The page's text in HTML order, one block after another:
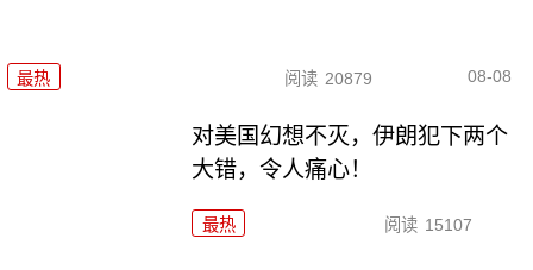
最热 阅读 20879 08-08
对美国幻想不灭，伊朗犯下两个
大错，令人痛心！
最热 阅读 15107